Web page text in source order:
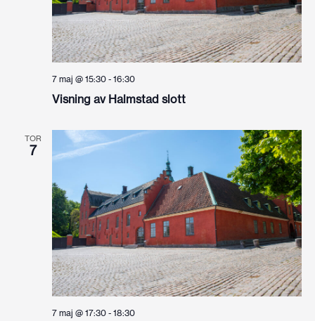
Visning av Halmstad slott
7 maj @ 15:30- 16:30
TOR
7
7 maj @ 17:30- 18:30